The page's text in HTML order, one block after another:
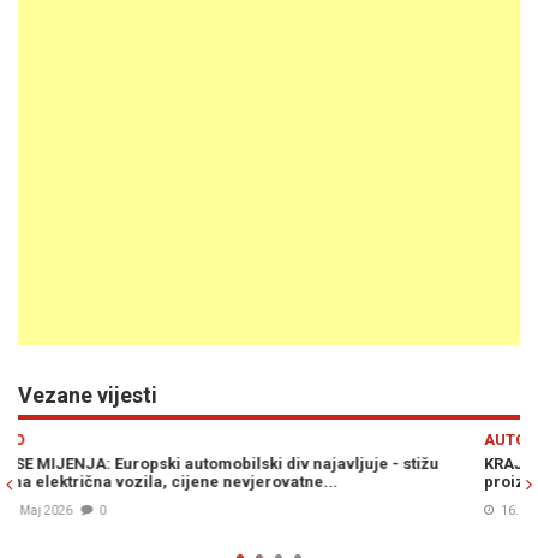
Vezane vijesti
KRAJ JEDNE ERE: Automobilski gigant nakon 80 godina gasi
proizvodnju u čuvenoj tvornici
16. Apr. 2026